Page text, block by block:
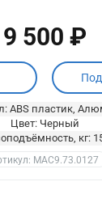
9 500 ₽
ABS пластик,
Цвет: Черный
кг:
MAC9.73.0127